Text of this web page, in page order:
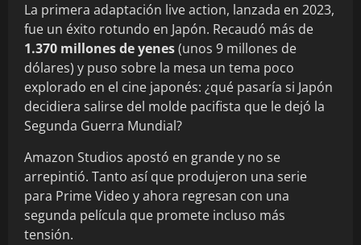
La primera adaptación live action, lanzada en 2023,
fue un éxito rotundo en Japón. Recaudó más de
1.370 millones de yenes(unos 9 millones de
dólares) y puso sobre la mesa un tema poco
explorado en el cine japonés: ¿qué pasaría si Japón
decidiera salirse del molde pacifista que le dejó la
Segunda Guerra Mundial?
Amazon Studios apostó en grande y no se
arrepintió. Tanto así que produjeron una serie
para Prime Video y ahora regresan con una
segunda película que promete incluso más
tensión.